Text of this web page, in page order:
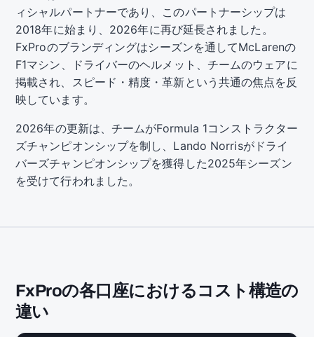
ィシャルパートナーであり、このパートナーシップは
2018年に始まり、2026年に再び延長されました。
FxProのブランディングはシーズンを通してMcLarenの
F1マシン、ドライバーのヘルメット、チームのウェアに
掲載され、スピード・精度・革新という共通の焦点を反
映しています。
2026年の更新は、チームがFormula 1コンストラクター
ズチャンピオンシップを制し、Lando Norrisがドライ
バーズチャンピオンシップを獲得した2025年シーズン
を受けて行われました。
FxProの各口座におけるコスト構造の
違い